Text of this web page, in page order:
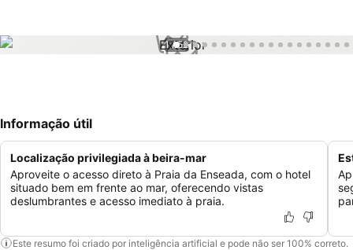
1 / 52
Informação útil
Localização privilegiada à beira-mar
Aproveite o acesso direto à Praia da Enseada, com o hotel
situado bem em frente ao mar, oferecendo vistas
deslumbrantes e acesso imediato à praia.
Este resumo foi criado por inteligência artificial e pode não ser 100% correto.